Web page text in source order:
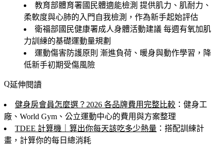
教育部體育署國民體適能檢測 提供肌力、肌耐力、
柔軟度與心肺的入門自我檢測，作為新手起始評估
衛福部國民健康署成人身體活動建議 每週有氧加肌
力訓練的基礎運動量規劃
運動傷害防護原則 漸進負荷、暖身與動作學習，降
低新手初期受傷風險
延伸閱讀
健身房會員怎麼選？2026 各品牌費用完整比較 ：健身工
廠、World Gym、公立運動中心的費用與方案整理
TDEE 計算機｜算出你每天該吃多少熱量 ：搭配訓練計
畫，計算你的每日總消耗